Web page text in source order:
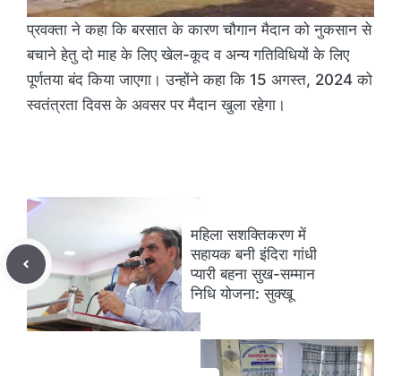
प्रवक्ता ने कहा कि बरसात के कारण चौगान मैदान को नुकसान से
बचाने हेतु दो माह के लिए खेल-कूद व अन्य गतिविधियों के लिए
पूर्णतया बंद किया जाएगा। उन्होंने कहा कि 15 अगस्त, 2024 को
स्वतंत्रता दिवस के अवसर पर मैदान खुला रहेगा।
महिला सशक्तिकरण में
सहायक बनी इंदिरा गांधी
प्यारी बहना सुख-सम्मान
निधि योजना: सुक्खू